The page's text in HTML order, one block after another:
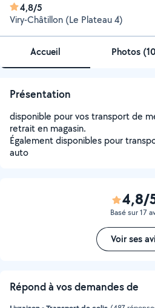
4,8/5
Viry-Châtillon (Le Plateau 4)
Accueil Photos (10
Présentation
disponible pour vos transport de
retrait en magasin.
Également disponibles pour
auto
4,8/
Basé sur 17
Voir ses
Répond à vos demandes de